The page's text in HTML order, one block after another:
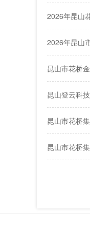
2026年昆山
2026年昆山
昆山市花桥
昆山登云科
昆山市花桥
昆山市花桥